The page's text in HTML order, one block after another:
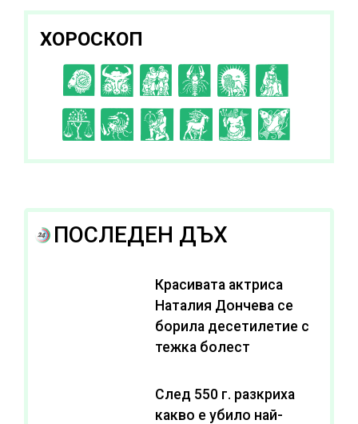
ХОРОСКОП
C D EFGH
I J K L A B
ПОСЛЕДЕН ДЪХ
Красивата актриса
Наталия Дончева се
борила десетилетие с
тежка болест
След 550 г. разкриха
какво е убило най-